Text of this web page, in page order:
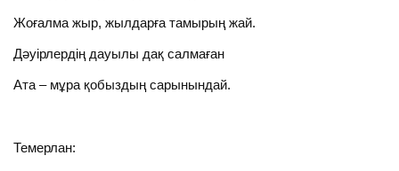
Жоғалма жыр, жылдарға тамырың жай.
Дәуірлердің дауылы дақ салмаған
Ата – мұра қобыздың сарынындай.
Темерлан: